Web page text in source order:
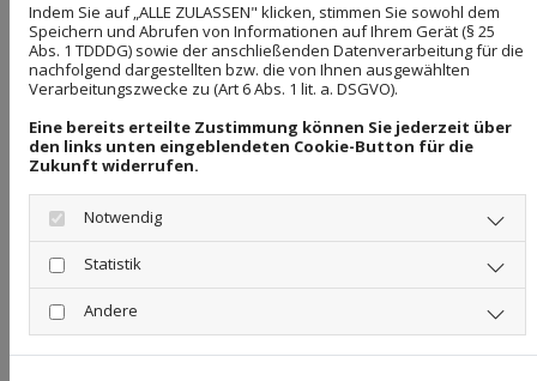
Firmenfahrzeug
Persönliche Weiterentwicklungs-möglichkeiten
Regelmäßige Fortbildungsmöglich-keiten
Jetzt bewerben
Indem Sie auf „ALLE ZULASSEN" klicken, stimmen Sie sowohl dem
Speichern und Abrufen von Informationen auf Ihrem Gerät (§ 25
Abs. 1 TDDDG) sowie der anschließenden Datenverarbeitung für die
nachfolgend dargestellten bzw. die von Ihnen ausgewählten
Verarbeitungszwecke zu (Art 6 Abs. 1 lit. a. DSGVO).
Eine bereits erteilte Zustimmung können Sie jederzeit über
den links unten eingeblendeten Cookie-Button für die
Zukunft widerrufen.
Notwendig
Statistik
Andere